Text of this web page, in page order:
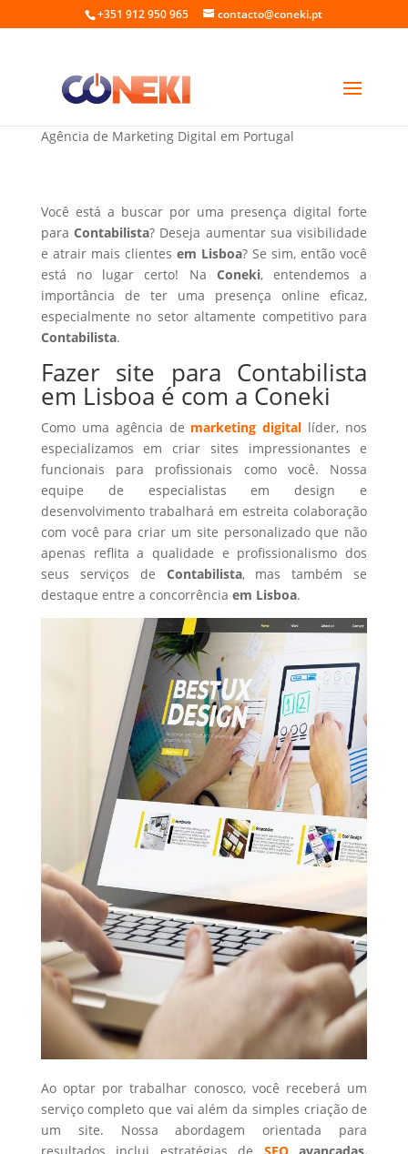
+351 912 950 965 contacto@coneki.pt
Fazer site para Contabilista em Lisboa
Agência de Marketing Digital em Portugal
Você está a buscar por uma presença digital forte
paraContabilista? Deseja aumentar sua visibilidade
e atrair mais clientes em Lisboa? Se sim, então você
está no lugar certo! Na Coneki, entendemos a
importância de ter uma presença online eficaz,
especialmente no setor altamente competitivo para
Contabilista.
Fazer site para Contabilista
em Lisboa é com a Coneki
Como uma agência de marketing digital líder, nos
especializamos em criar sites impressionantes e
funcionais para profissionais como você. Nossa
equipe de especialistas em design e
desenvolvimento trabalhará em estreita colaboração
com você para criar um site personalizado que não
apenas reflita a qualidade e profissionalismo dos
seus serviços de Contabilista, mas também se
destaque entre a concorrência em Lisboa.
Ao optar por trabalhar conosco, você receberá um
serviço completo que vai além da simples criação de
um site. Nossa abordagem orientada para